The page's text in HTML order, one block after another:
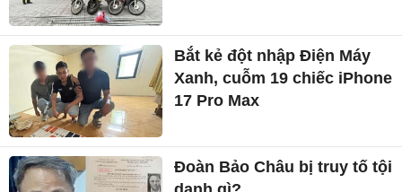
Bắt kẻ đột nhập Điện Máy
Xanh, cuỗm 19 chiếc iPhone
17 Pro Max
Đoàn Bảo Châu bị truy tố tội